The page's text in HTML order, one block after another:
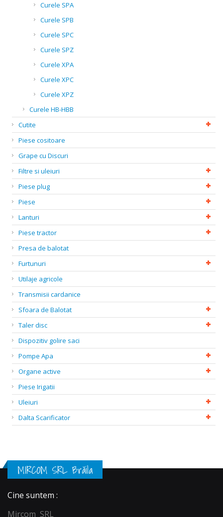
Curele SPA
Curele SPB
Curele SPC
Curele SPZ
Curele XPA
Curele XPC
Curele XPZ
Curele HB-HBB
Cutite
Piese cositoare
Grape cu Discuri
Filtre si uleiuri
Piese plug
Piese
Lanturi
Piese tractor
Presa de balotat
Furtunuri
Utilaje agricole
Transmisii cardanice
Sfoara de Balotat
Taler disc
Dispozitiv golire saci
Pompe Apa
Organe active
Piese Irigatii
Uleiuri
Dalta Scarificator
MIRCOM SRL Brăila
Cine suntem :
Mircom SRL